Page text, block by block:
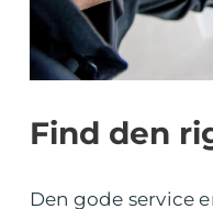
Find den
Den gode service